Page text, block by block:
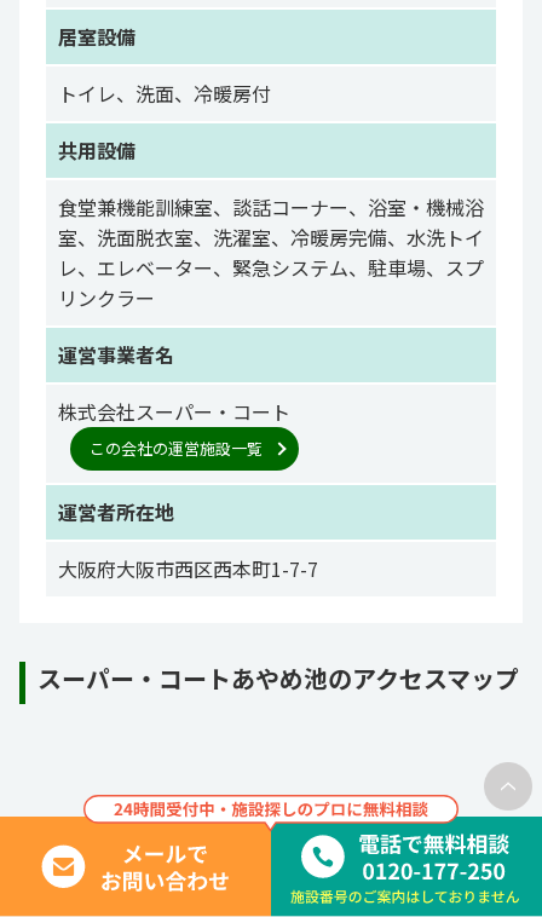
居室設備
トイレ、洗面、冷暖房付
共用設備
食堂兼機能訓練室、談話コーナー、浴室・機械浴
室、洗面脱衣室、洗濯室、冷暖房完備、水洗トイ
レ、エレベーター、緊急システム、駐車場、スプ
リンクラー
運営事業者名
株式会社スーパー・コート
この会社の運営施設一覧
運営者所在地
大阪府大阪市西区西本町1-7-7
スーパー・コートあやめ池のアクセスマップ